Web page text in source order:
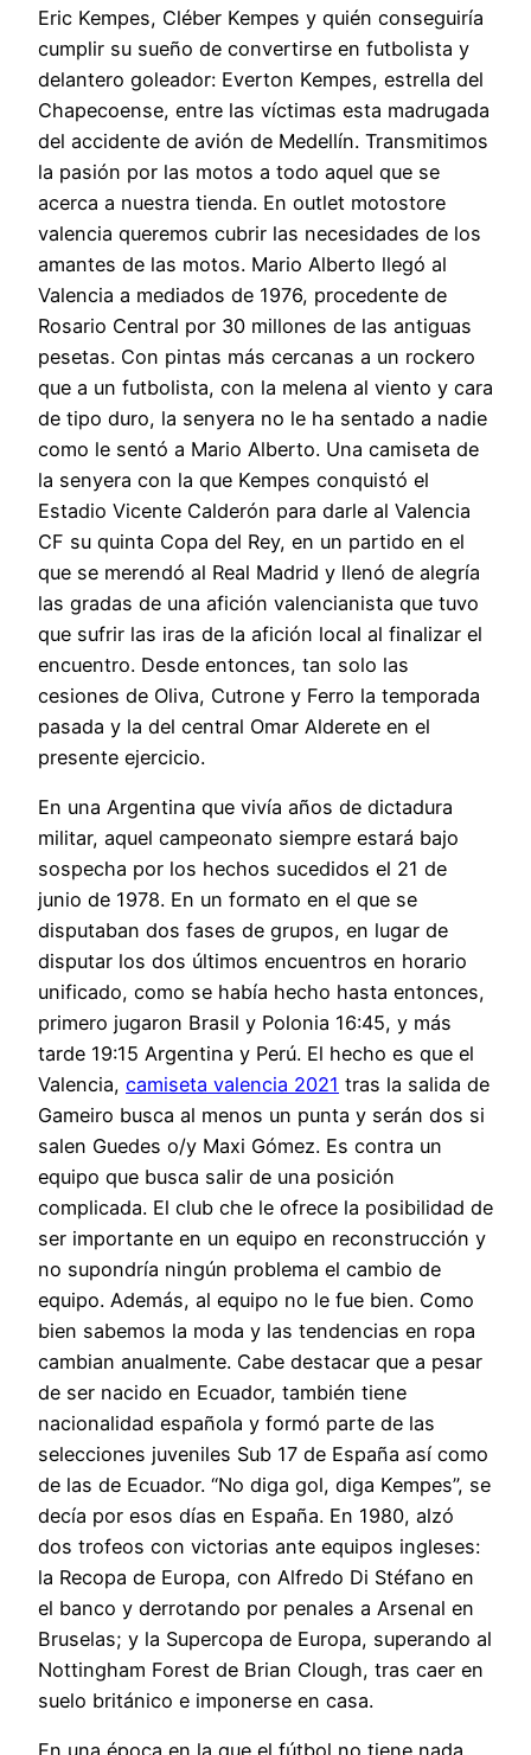
Eric Kempes, Cléber Kempes y quién conseguiría
cumplir su sueño de convertirse en futbolista y
delantero goleador: Everton Kempes, estrella del
Chapecoense, entre las víctimas esta madrugada
del accidente de avión de Medellín. Transmitimos
la pasión por las motos a todo aquel que se
acerca a nuestra tienda. En outlet motostore
valencia queremos cubrir las necesidades de los
amantes de las motos. Mario Alberto llegó al
Valencia a mediados de 1976, procedente de
Rosario Central por 30 millones de las antiguas
pesetas. Con pintas más cercanas a un rockero
que a un futbolista, con la melena al viento y cara
de tipo duro, la senyera no le ha sentado a nadie
como le sentó a Mario Alberto. Una camiseta de
la senyera con la que Kempes conquistó el
Estadio Vicente Calderón para darle al Valencia
CF su quinta Copa del Rey, en un partido en el
que se merendó al Real Madrid y llenó de alegría
las gradas de una afición valencianista que tuvo
que sufrir las iras de la afición local al finalizar el
encuentro. Desde entonces, tan solo las
cesiones de Oliva, Cutrone y Ferro la temporada
pasada y la del central Omar Alderete en el
presente ejercicio.
En una Argentina que vivía años de dictadura
militar, aquel campeonato siempre estará bajo
sospecha por los hechos sucedidos el 21 de
junio de 1978. En un formato en el que se
disputaban dos fases de grupos, en lugar de
disputar los dos últimos encuentros en horario
unificado, como se había hecho hasta entonces,
primero jugaron Brasil y Polonia 16:45, y más
tarde 19:15 Argentina y Perú. El hecho es que el
Valencia, camiseta valencia 2021 tras la salida de
Gameiro busca al menos un punta y serán dos si
salen Guedes o/y Maxi Gómez. Es contra un
equipo que busca salir de una posición
complicada. El club che le ofrece la posibilidad de
ser importante en un equipo en reconstrucción y
no supondría ningún problema el cambio de
equipo. Además, al equipo no le fue bien. Como
bien sabemos la moda y las tendencias en ropa
cambian anualmente. Cabe destacar que a pesar
de ser nacido en Ecuador, también tiene
nacionalidad española y formó parte de las
selecciones juveniles Sub 17 de España así como
de las de Ecuador. “No diga gol, diga Kempes”, se
decía por esos días en España. En 1980, alzó
dos trofeos con victorias ante equipos ingleses:
la Recopa de Europa, con Alfredo Di Stéfano en
el banco y derrotando por penales a Arsenal en
Bruselas; y la Supercopa de Europa, superando al
Nottingham Forest de Brian Clough, tras caer en
suelo británico e imponerse en casa.